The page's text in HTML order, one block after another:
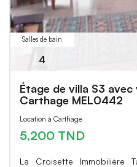
Salles de bain
4
Étage de villa S3 avec
Carthage MEL0442
Location à Carthage
5,200 TND
La Croisette Immobilière